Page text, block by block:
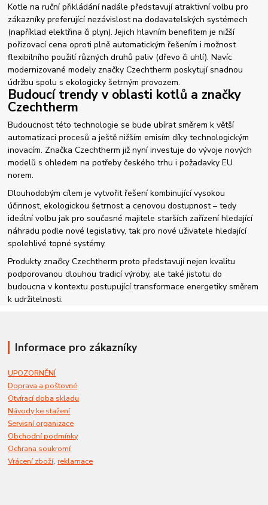
Kotle na ruční přikládání nadále představují atraktivní volbu pro
zákazníky preferující nezávislost na dodavatelských systémech
(například elektřina či plyn). Jejich hlavním benefitem je nižší
pořizovací cena oproti plně automatickým řešením i možnost
flexibilního použití různých druhů paliv (dřevo či uhlí). Navíc
modernizované modely značky Czechtherm poskytují snadnou
údržbu spolu s ekologicky šetrným provozem.
Budoucí trendy v oblasti kotlů a značky
Czechtherm
Budoucnost této technologie se bude ubírat směrem k větší
automatizaci procesů a ještě nižším emisím díky technologickým
inovacím. Značka Czechtherm již nyní investuje do vývoje nových
modelů s ohledem na potřeby českého trhu i požadavky EU
norem.
Dlouhodobým cílem je vytvořit řešení kombinující vysokou
účinnost, ekologickou šetrnost a cenovou dostupnost – tedy
ideální volbu jak pro současné majitele starších zařízení hledající
náhradu podle nové legislativy, tak pro nové uživatele hledající
spolehlivé topné systémy.
Produkty značky Czechtherm proto představují nejen kvalitu
podporovanou dlouhou tradicí výroby, ale také jistotu do
budoucna v kontextu postupující transformace energetiky směrem
k udržitelnosti.
Informace pro zákazníky
UPOZORNĚNÍ
Doprava a poštovné
Otvírací doba skladu
Návody ke stažení
Servisní organizace
Obchodní podmínky
Ochrana soukromí
Vrácení zboží,reklamace